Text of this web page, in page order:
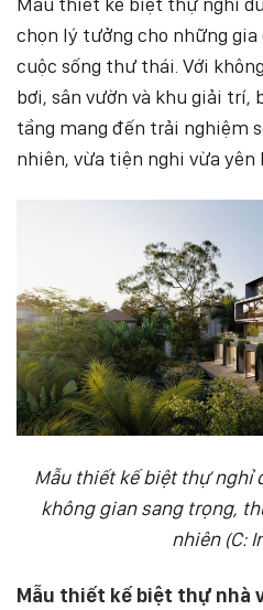
chọn lý tưởng cho những
cuộc sống thư thái. Với
bơi, sân vườn và khu giải trí,
tầng mang đến trải nghiệm
nhiên, vừa tiện nghi vừa yên
Mẫu thiết kế biệt thự nghỉ
không gian sang trọng,
nhiên (C:
Mẫu thiết kế biệt thự nhà